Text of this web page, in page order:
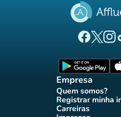
(novo
Empresa
Quem somos?
(novo
Registrar minha
Carreiras
(novo